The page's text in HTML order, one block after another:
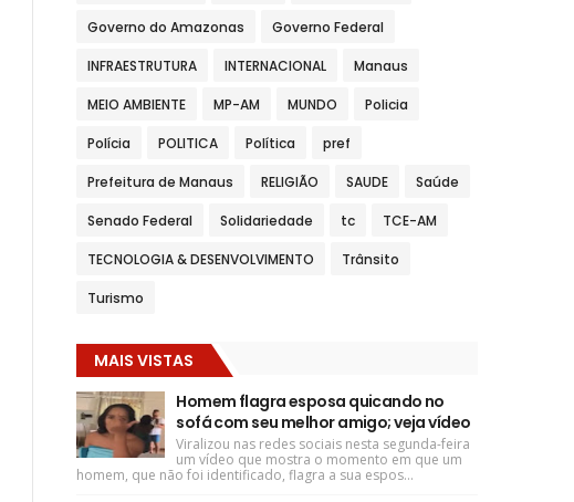
Governo do Amazonas Governo Federal
INFRAESTRUTURA INTERNACIONAL Manaus
MEIO AMBIENTE MP-AM MUNDO Policia
Polícia POLITICA Política pref
Prefeitura de Manaus RELIGIÃO SAUDE Saúde
Senado Federal Solidariedade tc TCE-AM
TECNOLOGIA & DESENVOLVIMENTO Trânsito
Turismo
MAIS VISTAS
Homem flagra esposa quicando no
sofá com seu melhor amigo; veja vídeo
Viralizou nas redes sociais nesta segunda-feira
um vídeo que mostra o momento em que um
homem, que não foi identificado, flagra a sua espos...